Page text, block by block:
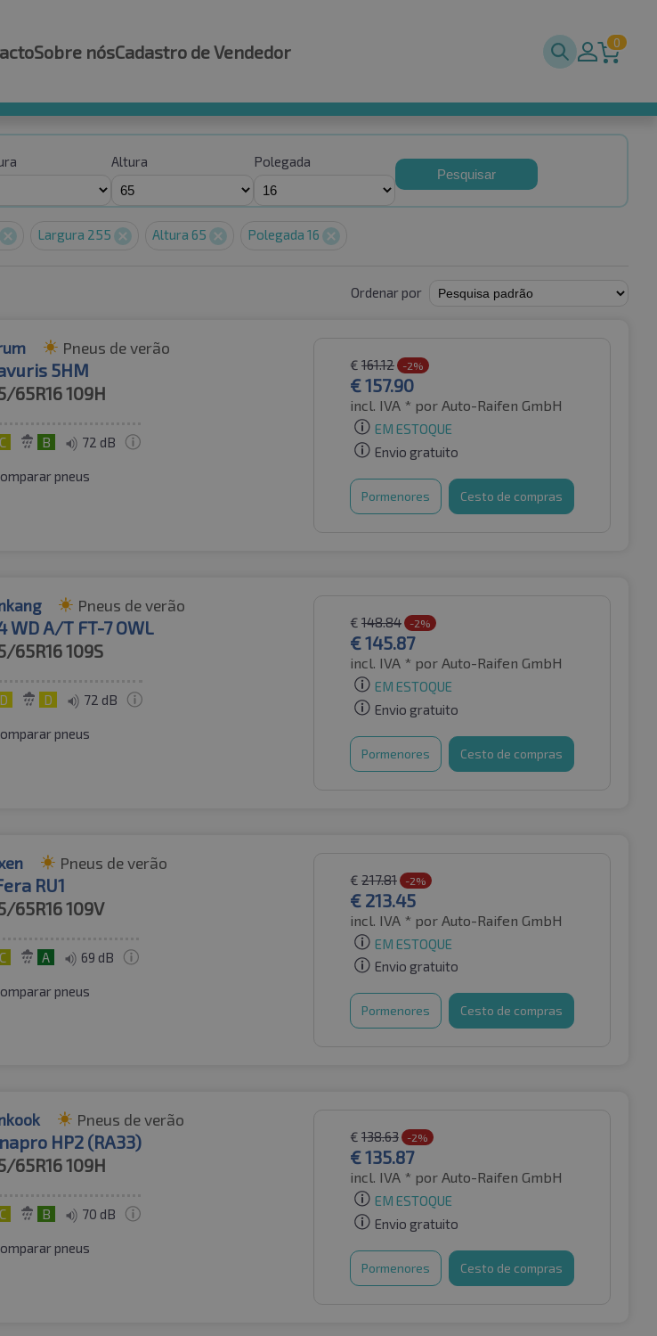
Sobre nósCadastro de Vendedor 0
Altura Polegada
Pesquisar
Largura 255 Altura 65 Polegada 16
Ordenar por
Pneus de verão
5HM
65R16109H
C B 72 dB
pneus
€ 161.12 -2%
€157.90
incl. IVA * por Auto-Raifen GmbH
EM ESTOQUE
Envio gratuito
Pormenores Cesto de compras
Pneus de verão
WD A/T FT-7 OWL
65R16109S
D D 72 dB
pneus
€ 148.84 -2%
€145.87
incl. IVA * por Auto-Raifen GmbH
EM ESTOQUE
Envio gratuito
Pormenores Cesto de compras
Pneus de verão
RU1
65R16109V
C A 69 dB
pneus
€ 217.81 -2%
€ 213.45
incl. IVA * por Auto-Raifen GmbH
EM ESTOQUE
Envio gratuito
Pormenores Cesto de compras
Pneus de verão
HP2 (RA33)
65R16109H
C B 70 dB
pneus
€ 138.63 -2%
€135.87
incl. IVA * por Auto-Raifen GmbH
EM ESTOQUE
Envio gratuito
Pormenores Cesto de compras